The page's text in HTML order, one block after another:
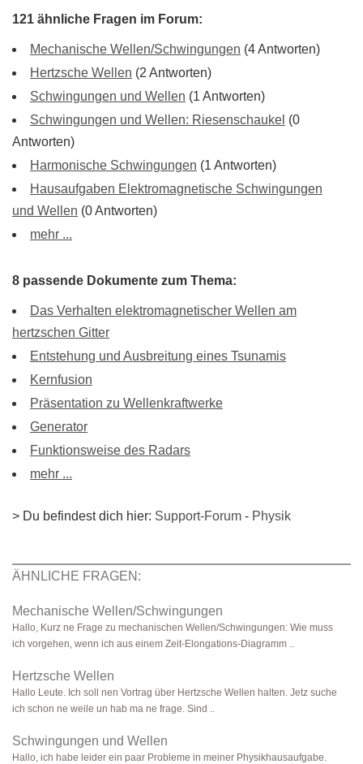
121 ähnliche Fragen im Forum:
Mechanische Wellen/Schwingungen (4 Antworten)
Hertzsche Wellen (2 Antworten)
Schwingungen und Wellen (1 Antworten)
Schwingungen und Wellen: Riesenschaukel (0
Antworten)
Harmonische Schwingungen (1 Antworten)
Hausaufgaben Elektromagnetische Schwingungen
und Wellen (0 Antworten)
mehr ...
8 passende Dokumente zum Thema:
Das Verhalten elektromagnetischer Wellen am
hertzschen Gitter
Entstehung und Ausbreitung eines Tsunamis
Kernfusion
Präsentation zu Wellenkraftwerke
Generator
Funktionsweise des Radars
mehr ...
> Du befindest dich hier: Support-Forum - Physik
ÄHNLICHE FRAGEN:
Mechanische Wellen/Schwingungen
Hallo, Kurz ne Frage zu mechanischen Wellen/Schwingungen: Wie muss
ich vorgehen, wenn ich aus einem Zeit-Elongations-Diagramm ..
Hertzsche Wellen
Hallo Leute. Ich soll nen Vortrag über Hertzsche Wellen halten. Jetz suche
ich schon ne weile un hab ma ne frage. Sind ..
Schwingungen und Wellen
Hallo, ich habe leider ein paar Probleme in meiner Physikhausaufgabe.